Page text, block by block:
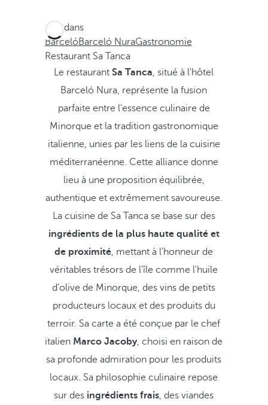
Ces dans
BarcelóBarceló NuraGastronomie
Restaurant Sa Tanca
Le restaurantSa Tanca, situé à l'hôtel
Barceló Nura, représente la fusion
parfaite entre l'essence culinaire de
Minorque et la tradition gastronomique
italienne, unies par les liens de la cuisine
méditerranéenne. Cette alliance donne
lieu à une proposition équilibrée,
authentique et extrêmement savoureuse.
La cuisine de Sa Tanca se base sur des
ingrédients de la plus haute qualité et
de proximité, mettant à l'honneur de
véritables trésors de l'île comme l'huile
d'olive de Minorque, des vins de petits
producteurs locaux et des produits du
terroir. Sa carte a été conçue par le chef
italien Marco Jacoby, choisi en raison de
sa profonde admiration pour les produits
locaux. Sa philosophie culinaire repose
sur des ingrédients frais, des viandes